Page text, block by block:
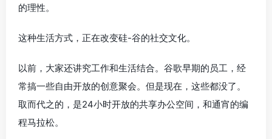
的理性。
这种生活方式，正在改变硅-谷的社交文化。
以前，大家还讲究工作和生活结合。谷歌早期的员工，经
常搞一些自由开放的创意聚会。但是现在，这些都没了。
取而代之的，是24小时开放的共享办公空间，和通宵的编
程马拉松。